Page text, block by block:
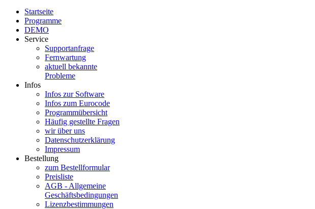
Startseite
Programme
DEMO
Service
Supportanfrage
Fernwartung
aktuell bekannte
Probleme
Infos
Infos zur Software
Infos zum Eurocode
Programmübersicht
Häufig gestellte Fragen
wir über uns
Datenschutzerklärung
Impressum
Bestellung
zum Bestellformular
Preisliste
AGB - Allgemeine
Geschäftsbedingungen
Lizenzbestimmungen